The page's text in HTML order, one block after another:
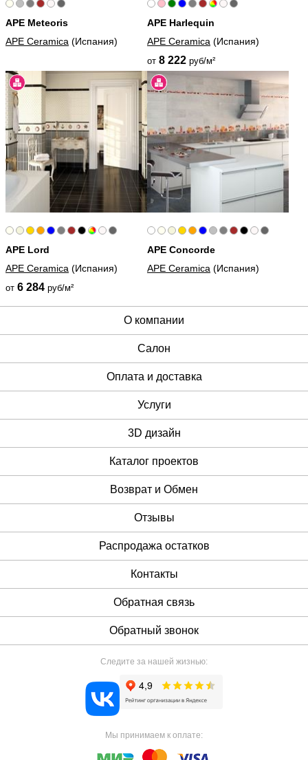
APE Meteoris
APE Ceramica (Испания)
APE Harlequin
APE Ceramica (Испания)
от 8 222 руб/м²
APE Lord
APE Ceramica (Испания)
от 6 284 руб/м²
APE Concorde
APE Ceramica (Испания)
О компании
Cалон
Оплата и доставка
Услуги
3D дизайн
Каталог проектов
Возврат и Обмен
Отзывы
Распродажа остатков
Контакты
Обратная связь
Обратный звонок
Следите за нашей жизнью:
Мы принимаем к оплате: